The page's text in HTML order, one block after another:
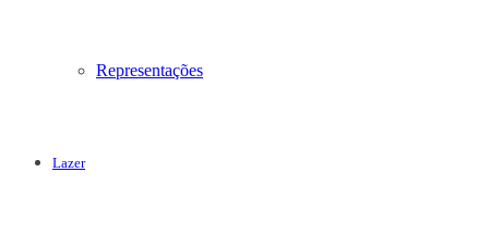
Representações
Lazer